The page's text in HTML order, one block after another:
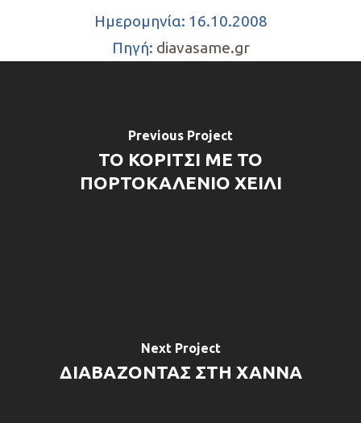
Ημερομηνία: 16.10.2008
Πηγή: diavasame.gr
Previous Project
ΤΟ ΚΟΡΙΤΣΙ ΜΕ ΤΟ
ΠΟΡΤΟΚΑΛΕΝΙΟ ΧΕΙΛΙ
Next Project
ΔΙΑΒΑΖΟΝΤΑΣ ΣΤΗ ΧΑΝΝΑ